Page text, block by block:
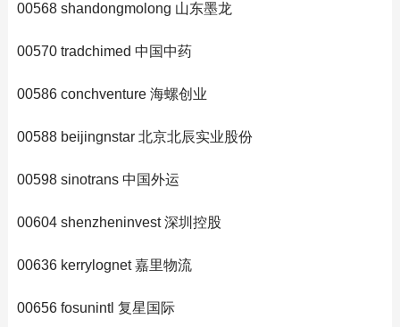
00568 shandongmolong 山东墨龙
00570 tradchimed 中国中药
00586 conchventure 海螺创业
00588 beijingnstar 北京北辰实业股份
00598 sinotrans 中国外运
00604 shenzheninvest 深圳控股
00636 kerrylognet 嘉里物流
00656 fosunintl 复星国际